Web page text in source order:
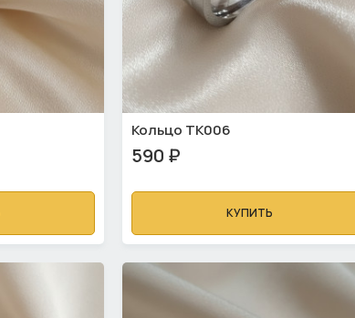
Кольцо ТК006
590 ₽
КУПИТЬ